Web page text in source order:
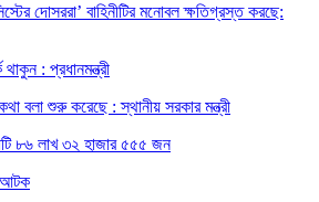
দোসররা’ বাহিনীটির মনোবল ক্ষতিগ্রস্ত করছে:
থাকুন : প্রধানমন্ত্রী
বলা শুরু করেছে : স্থানীয় সরকার মন্ত্রী
৮৬ লাখ ৩২ হাজার ৫৫৫ জন
আটক